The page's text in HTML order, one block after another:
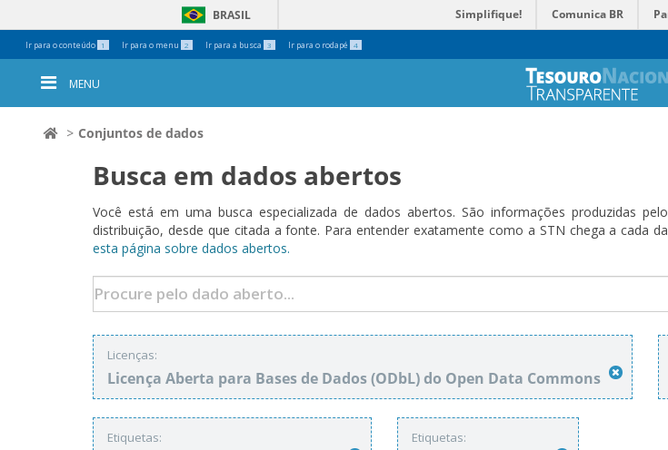
Ir para o conteúdo 1 Ir para o menu 2 Ir para a busca 3 Ir para o rodapé 4
BRASIL Simplifique! Comunica BR
Ferramentas
Pessoais
MENU
Conjuntos de dados
Busca em dados abertos
Você está em uma busca especializada de dados abertos. São informações produzidas
distribuição, desde que citada a fonte. Para entender exatamente como a STN chega a cada
esta página sobre dados abertos.
Licenças:
Licença Aberta para Bases de Dados (ODbL) do Open Data Commons
Etiquetas: Etiquetas: